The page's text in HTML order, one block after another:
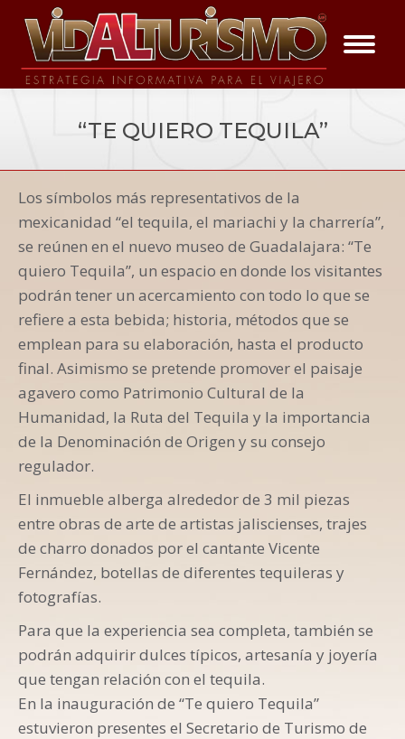
“TE QUIERO TEQUILA”
Vida a los Eventos
Los símbolos más representativos de la
mexicanidad “el tequila, el mariachi y la charrería”,
se reúnen en el nuevo museo de Guadalajara: “Te
quiero Tequila”, un espacio en donde los visitantes
podrán tener un acercamiento con todo lo que se
refiere a esta bebida; historia, métodos que se
emplean para su elaboración, hasta el producto
final. Asimismo se pretende promover el paisaje
agavero como Patrimonio Cultural de la
Humanidad, la Ruta del Tequila y la importancia
de la Denominación de Origen y su consejo
regulador.
El inmueble alberga alrededor de 3 mil piezas
entre obras de arte de artistas jaliscienses, trajes
de charro donados por el cantante Vicente
Fernández, botellas de diferentes tequileras y
fotografías.
Para que la experiencia sea completa, también se
podrán adquirir dulces típicos, artesanía y joyería
que tengan relación con el tequila.
En la inauguración de “Te quiero Tequila”
estuvieron presentes el Secretario de Turismo de